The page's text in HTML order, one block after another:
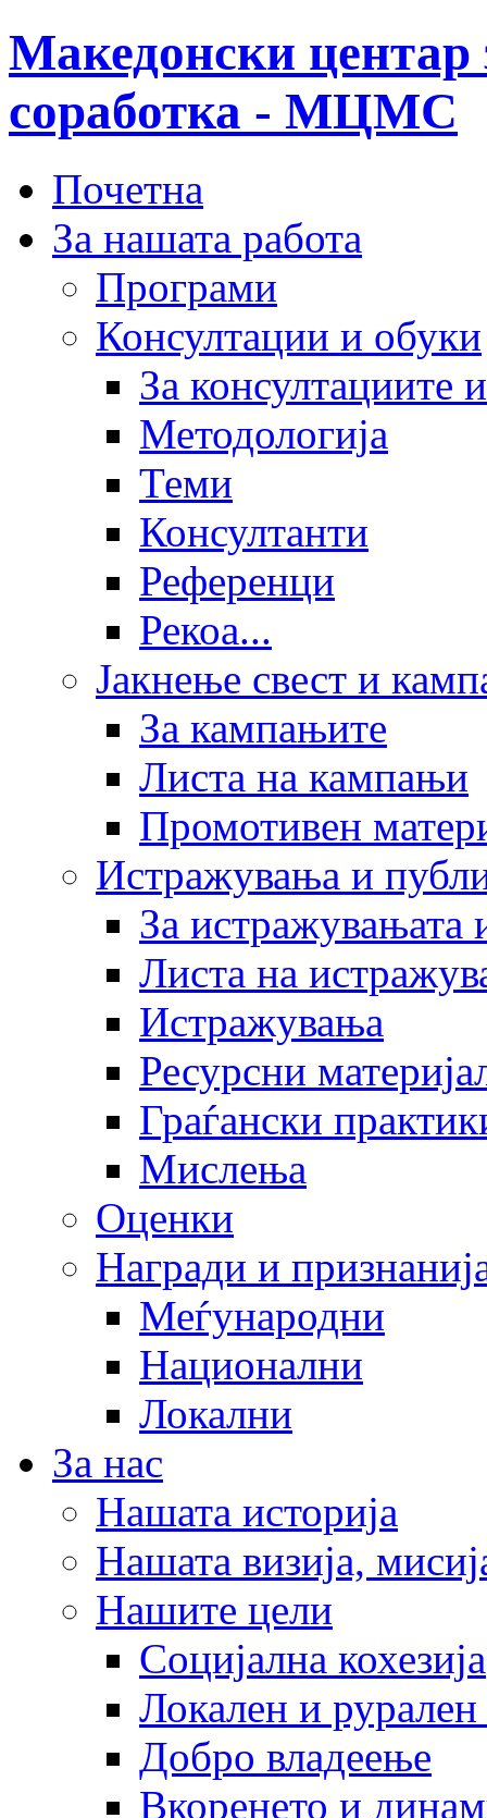
Македонски центар
соработка - МЦМС
Почетна
За нашата работа
Програми
Консултации и обуки
За консултациите
Методологија
Теми
Консултанти
Референци
Рекоа...
Јакнење свест и
За кампањите
Листа на кампањи
Промотивен
Истражувања и
За истражувањата
Листа на
Истражувања
Ресурсни
Граѓански
Мислења
Оценки
Награди и
Меѓународни
Национални
Локални
За нас
Нашата историја
Нашата визија,
Нашите цели
Социјална кохезија
Локален и рурален
Добро владеење
Вкоренето и